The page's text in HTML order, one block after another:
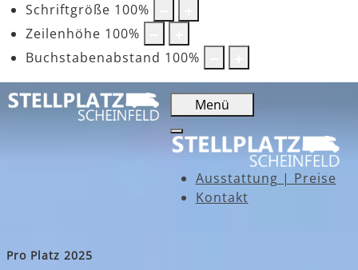
Schriftgröße 100%
Zeilenhöhe 100%
Buchstabenabstand 100%
Menü
Ausstattung | Preise
Kontakt
Pro Platz 2025